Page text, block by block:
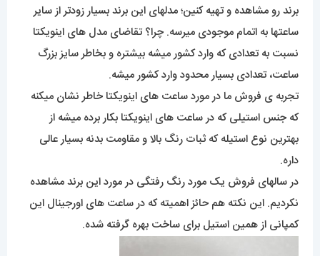
برند رو مشاهده و تهیه کنین؛ مدلهای این برند بسیار زودتر از سایر
ساعتها به اتمام موجودی میرسه. چرا؟ تقاضای مدل های اینویکتا
نسبت به تعدادی که وارد کشور میشه بیشتره و بخاطر سایز بزرگ
ساعت، تعدادی بسیار محدود وارد کشور میشه.
تجربه ی فروش ما در مورد ساعت های اینویکتا خاطر نشان میکنه
که جنس استیلی که در ساعت های اینویکتا بکار برده میشه از
بهترین نوع استیله که ثبات رنگ بالا و مقاومت بدنه بسیار عالی
داره.
در سالهای فروش یک مورد رنگ رفتگی در مورد این برند مشاهده
نکردیم. این نکته هم حائز اهمیته که در ساعت های اورجینال این
کمپانی از همین استیل برای ساخت بهره گرفته شده.